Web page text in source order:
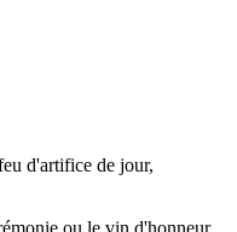
d'artifice de jour,